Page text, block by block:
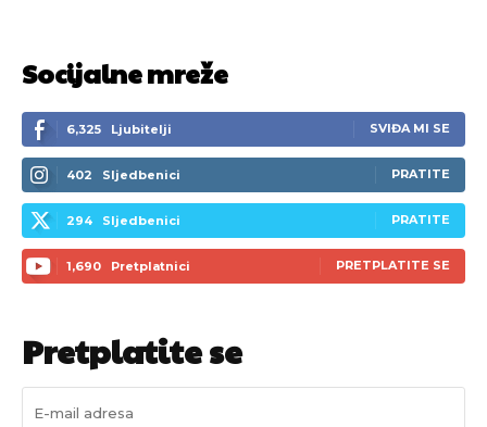
Socijalne mreže
6,325 Ljubitelji SVIĐA MI SE
402 Sljedbenici PRATITE
294 Sljedbenici PRATITE
1,690 Pretplatnici PRETPLATITE SE
Pretplatite se